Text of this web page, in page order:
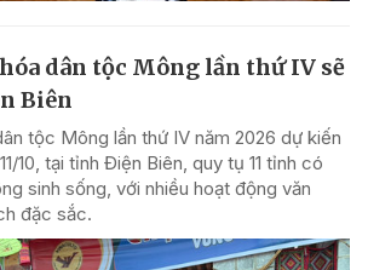
dân tộc Mông lần thứ IV sẽ
Biên
tộc Mông lần thứ IV năm 2026 dự kiến
10, tại tỉnh Điện Biên, quy tụ 11 tỉnh có
sinh sống, với nhiều hoạt động văn
đặc sắc.